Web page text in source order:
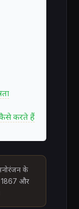
कैसे करते हैं
के
1867 और